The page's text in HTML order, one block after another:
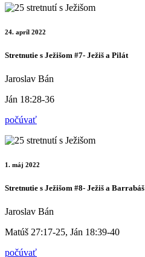
24. apríl 2022
Stretnutie s Ježišom #7- Ježiš a Pilát
Jaroslav Bán
Ján 18:28-36
počúvať
1. máj 2022
Stretnutie s Ježišom #8- Ježiš a Barrabáš
Jaroslav Bán
Matúš 27:17-25, Ján 18:39-40
počúvať